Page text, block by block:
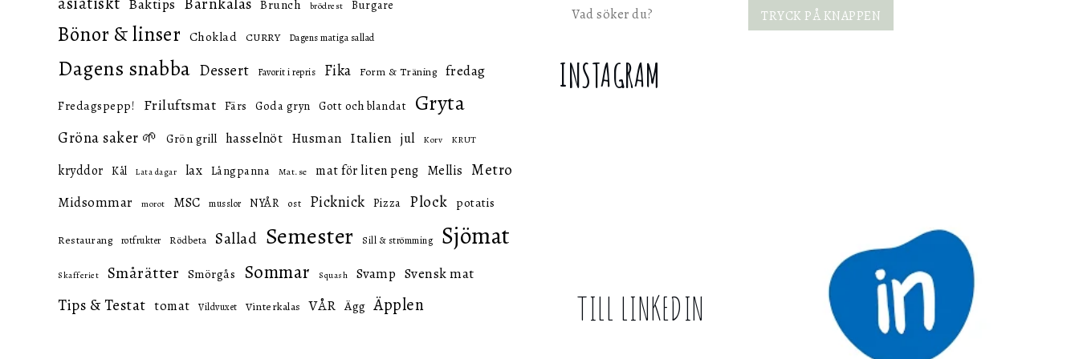
Baktips Barnkalas Brunch brödrest Burgare
Bönor & linser Choklad CURRY Dagens matiga sallad
Dagens snabba Dessert Favorit i repris Fika Form & Träning fredag
Fredagspepp! Friluftsmat Färs Goda gryn Gott och blandat Gryta
Gröna saker 🌱 Grön grill hasselnöt Husman Italien jul Korv KRUT
kryddor Kål Lata dagar lax Långpanna Mat.se mat för liten peng Mellis Metro
Midsommar morot MSC musslor NYÅR ost Picknick Pizza Plock potatis
Restaurang rotfrukter Rödbeta Sallad Semester Sill & strömming Sjömat
Skafferiet Smårätter Smörgås Sommar Squash Svamp Svensk mat
Tips & Testat tomat Vildvuxet Vinterkalas VÅR Ägg Äpplen
Sök TRYCK PÅ KNAPPEN
INSTAGRAM
TILL LINKEDIN